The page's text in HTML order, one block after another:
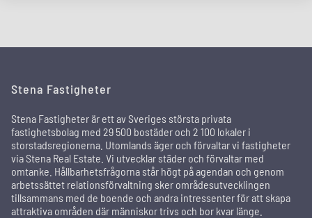
Stena Fastigheter
Stena Fastigheter är ett av Sveriges största privata
fastighetsbolag med 29 500 bostäder och 2 100 lokaler i
storstadsregionerna. Utomlands äger och förvaltar vi fastigheter
via Stena Real Estate. Vi utvecklar städer och förvaltar med
omtanke. Hållbarhetsfrågorna står högt på agendan och genom
arbetssättet relationsförvaltning sker områdesutvecklingen
tillsammans med de boende och andra intressenter för att skapa
attraktiva områden där människor trivs och bor kvar länge.